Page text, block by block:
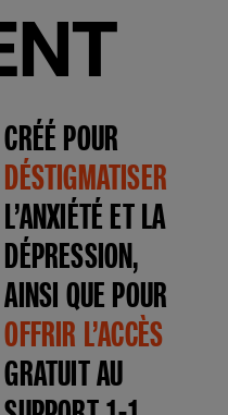
CRÉÉ POUR
DÉSTIGMATISER
L’ANXIÉTÉ ET LA
DÉPRESSION,
AINSI QUE POUR
OFFRIR L’ACCÈS
GRATUIT AU